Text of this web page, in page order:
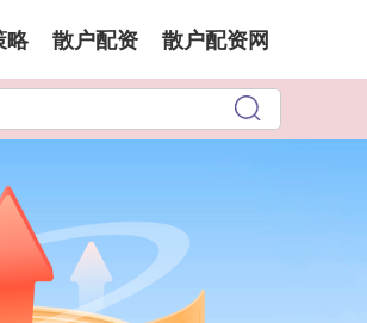
略 散户配资 散户配资网